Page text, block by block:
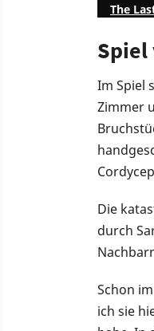
The
Spiel
Im Spiel
Zimmer
Die
durch
Schon
ich sie